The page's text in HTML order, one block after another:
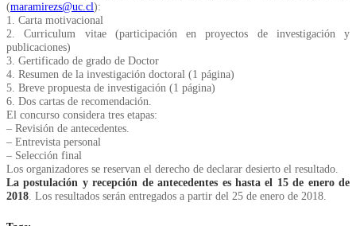
(maramirezs@uc.cl):
1. Carta motivacional
2. Curriculum vitae (participación en proyectos de investigación y
publicaciones)
3. Gertificado de grado de Doctor
4. Resumen de la investigación doctoral (1 página)
5. Breve propuesta de investigación (1 página)
6. Dos cartas de recomendación.
El concurso considera tres etapas:
– Revisión de antecedentes.
– Entrevista personal
– Selección final
Los organizadores se reservan el derecho de declarar desierto el resultado.
La postulación y recepción de antecedentes es hasta el 15 de enero de
2018 . Los resultados serán entregados a partir del 25 de enero de 2018.